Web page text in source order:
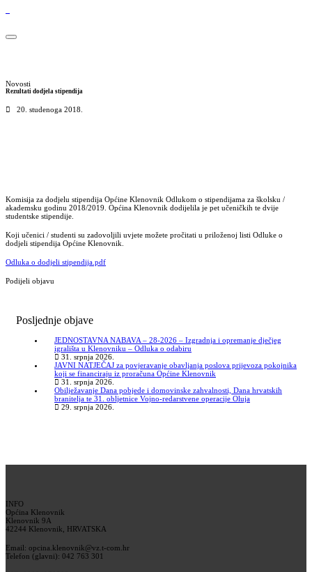
Novosti
Rezultati dodjela stipendija
20. studenoga 2018.
Komisija za dodjelu stipendija Općine Klenovnik Odlukom o stipendijama za školsku /
akademsku godinu 2018/2019. Općina Klenovnik dodijelila je pet učeničkih te dvije
studentske stipendije.
Koji učenici / studenti su zadovoljili uvjete možete pročitati u priloženoj listi Odluke o
dodjeli stipendija Općine Klenovnik.
Odluka o dodjeli stipendija.pdf
Podijeli objavu
Posljednje objave
JEDNOSTAVNA NABAVA – 28-2026 – Izgradnja i opremanje dječjeg
igrališta u Klenovniku – Odluka o odabiru
31. srpnja 2026.
JAVNI NATJEČAJ za povjeravanje obavljanja poslova prijevoza pokojnika
koji se financiraju iz proračuna Općine Klenovnik
31. srpnja 2026.
Obilježavanje Dana pobjede i domovinske zahvalnosti, Dana hrvatskih
branitelja te 31. obljetnice Vojno-redarstvene operacije Oluja
29. srpnja 2026.
INFO
Općina Klenovnik
Klenovnik 9A
42244 Klenovnik, HRVATSKA
Email: opcina.klenovnik@vz.t-com.hr
Telefon (glavni): 042 763 301